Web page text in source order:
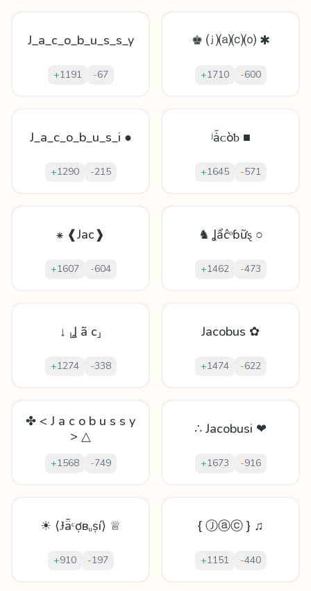
J_a_c_o_b_u_s_s_y
+1191 -67
♚ ⒥⒜⒞⒪ ✱
+1710 -600
J_a_c_o_b_u_s_i ●
+1290 -215
ʲǡᴄòƅ ■
+1645 -571
⁕ ❰Jac❱
+1607 -604
♞ Ʝẩĉᵒɓữȿ ○
+1462 -473
↓ ⸤Ʝ ã c⸥
+1274 -338
Jacobus ✿
+1474 -622
✤ < J a c o b u s s y
> △
+1568 -749
∴ Jacobusi ❤
+1673 -916
☀ ⟨Ɉǟᶜợвᵤṣí⟩ ♕
+910 -197
{ Ⓙⓐⓒ } ♫
+1151 -440